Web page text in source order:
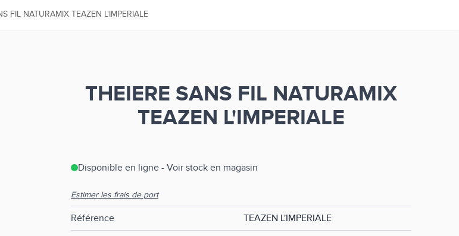
FIL NATURAMIX TEAZEN L'IMPERIALE
THEIERE SANS FIL NATURAMIX
TEAZEN L'IMPERIALE
Disponible en ligne - Voir stock en magasin
Estimer les frais de port
Référence TEAZEN L'IMPERIALE